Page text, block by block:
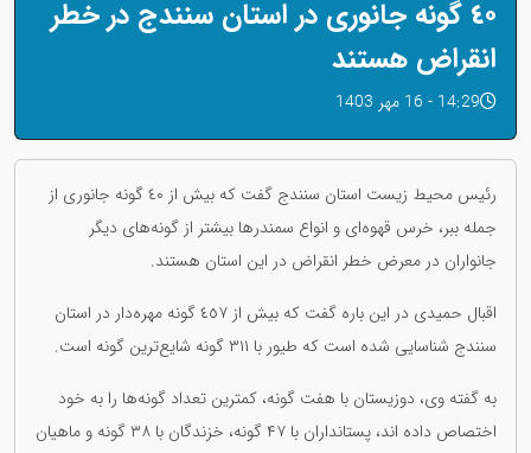
٤٠ گونه جانوری در استان سنندج در خطر
انقراض هستند
14:29 - 16 مهر 1403
رئیس محیط زیست استان سنندج گفت که بیش از ٤٠ گونه جانوری از
جمله ببر، خرس قهوه‌ای و انواع سمندرها بیشتر از گونه‌های دیگر
جانواران در معرض خطر انقراض‌ در این استان هستند.
اقبال حمیدی در این باره گفت که بیش از ٤٥٧ گونه مهره‌دار در استان
سنندج شناسایی شده است که طیور با ٣١١ گونه شایع‌ترین گونه است.
به گفته وی، دوزیستان با هفت گونه، کمترین تعداد گونه‌ها را به خود
اختصاص داده اند، پستانداران با ۴۷ گونه، خزندگان با ۳۸ گونه و ماهیان